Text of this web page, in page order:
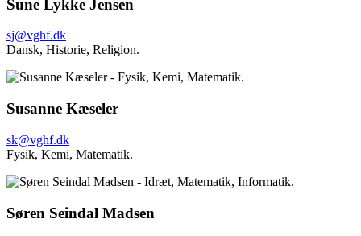
Sune Lykke Jensen
sj@vghf.dk
Dansk, Historie, Religion.
Susanne Kæseler
sk@vghf.dk
Fysik, Kemi, Matematik.
Søren Seindal Madsen